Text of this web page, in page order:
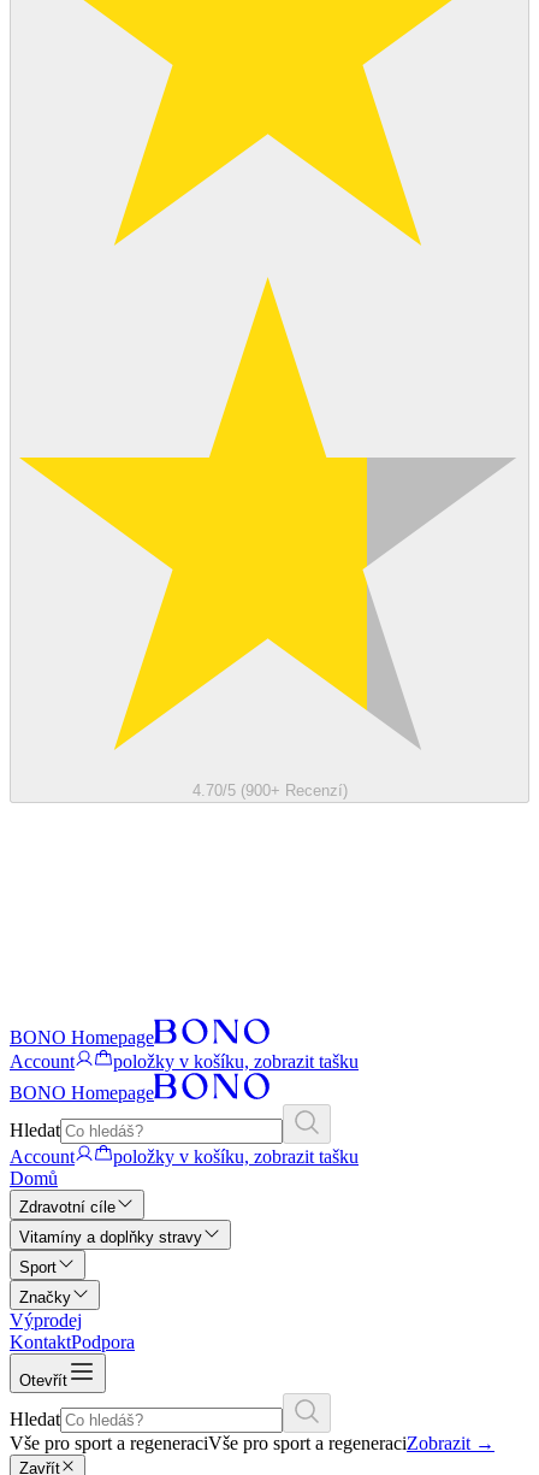
4.70/5 (900+ Recenzí)
BONO Homepage
Account
položky v košíku, zobrazit tašku
BONO Homepage
Hledat
Account
položky v košíku, zobrazit tašku
Domů
Zdravotní cíle
Vitamíny a doplňky stravy
Sport
Značky
Výprodej
KontaktPodpora
Otevřít
Hledat
Vše pro sport a regeneraciVše pro sport a regeneraciZobrazit →
Zavřít